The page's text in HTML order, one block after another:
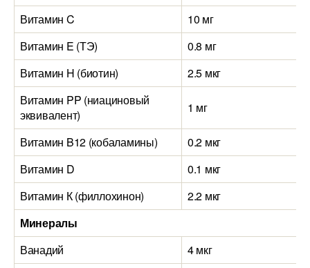
Витамин C
10 мг
Витамин E (ТЭ)
0.8 мг
Витамин H (биотин)
2.5 мкг
Витамин PP (ниациновый
эквивалент)
1 мг
Витамин B12 (кобаламины)
0.2 мкг
Витамин D
0.1 мкг
Витамин К (филлохинон)
2.2 мкг
Минералы
Ванадий
4 мкг